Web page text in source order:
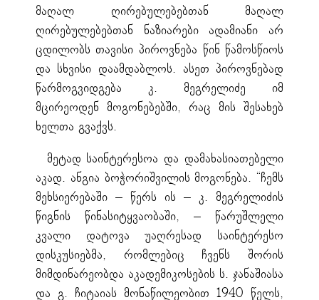
მაღალ ღირებულებებთან მაღალ
ღირებულებებთან ნაზიარები ადამიანი არ
ცდილობს თავისი პიროვნება წინ წამოსწიოს
და სხვისი დაამდაბლოს. ასეთ პიროვნებად
წარმოგვიდგება კ. მეგრელიძე იმ
მცირეოდენ მოგონებებში, რაც მის შესახებ
ხელთა გვაქვს.
მეტად საინტერესოა და დამახასიათებელი
აკად. ანგია ბოჭორიშვილის მოგონება. “ჩემს
მეხსიერებაში – წერს ის – კ. მეგრელიძის
წიგნის წინასიტყვაობაში, – წარუშლელი
კვალი დატოვა უაღრესად საინტერესო
დისკუსიებმა, რომლებიც ჩვენს შორის
მიმდინარეობდა აკადემიკოსების ს. ჯანაშიასა
და გ. ჩიტაიას მონაწილეობით 1940 წელს,